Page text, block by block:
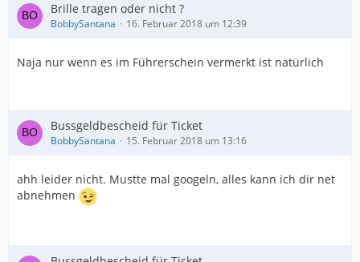
Brille tragen oder nicht ?
BobbySantana 16. Februar 2018 um 12:39
Naja nur wenn es im Führerschein vermerkt ist natürlich
Bussgeldbescheid für Ticket
BobbySantana 15. Februar 2018 um 13:16
ahh leider nicht. Mustte mal googeln, alles kann ich dir net
abnehmen